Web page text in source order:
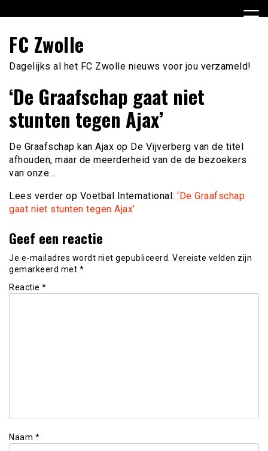
naar
inhoudFC Zwolle
Dagelijks al het FC Zwolle nieuws voor jou verzameld!
‘De Graafschap gaat niet
stunten tegen Ajax’
De Graafschap kan Ajax op De Vijverberg van de titel
afhouden, maar de meerderheid van de de bezoekers
van onze…
Lees verder op Voetbal International: ‘De Graafschap
gaat niet stunten tegen Ajax’
Geef een reactie
Je e-mailadres wordt niet gepubliceerd. Vereiste velden zijn
gemarkeerd met *
Reactie *
Naam *